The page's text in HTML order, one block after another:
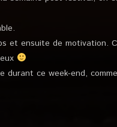
et ensuite de
durant ce week-end,